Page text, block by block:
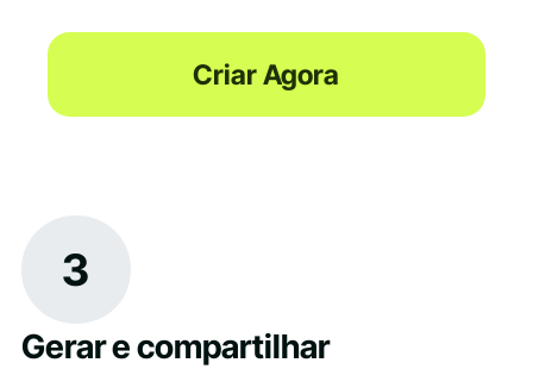
Criar Agora
3
Gerar e compartilhar